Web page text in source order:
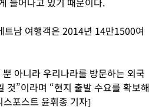
트남 여행객은 2014년 14만1500여
아니라 우리나라를 방문하는 외국
것”이라며 “현지 출발 수요를 확보해
포스트 윤휘종 기자]